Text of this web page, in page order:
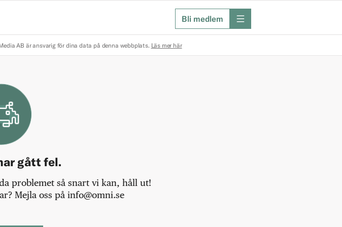
Bli medlem meny
AB är ansvarig för dina data på denna webbplats. Läs mer här
gått fel.
problemet så snart vi kan, håll ut!
Mejla oss på info@omni.se